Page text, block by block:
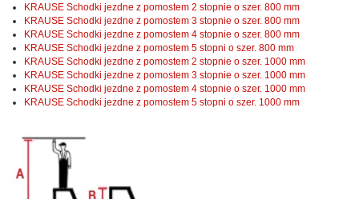
KRAUSE Schodki jezdne z pomostem 2 stopnie o szer. 800 mm
KRAUSE Schodki jezdne z pomostem 3 stopnie o szer. 800 mm
KRAUSE Schodki jezdne z pomostem 4 stopnie o szer. 800 mm
KRAUSE Schodki jezdne z pomostem 5 stopni o szer. 800 mm
KRAUSE Schodki jezdne z pomostem 2 stopnie o szer. 1000 mm
KRAUSE Schodki jezdne z pomostem 3 stopnie o szer. 1000 mm
KRAUSE Schodki jezdne z pomostem 4 stopnie o szer. 1000 mm
KRAUSE Schodki jezdne z pomostem 5 stopni o szer. 1000 mm